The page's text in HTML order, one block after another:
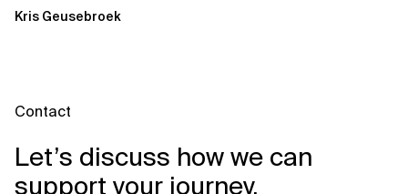
Kris Geusebroek
Contact
Let’s discuss how we can
support your journey.